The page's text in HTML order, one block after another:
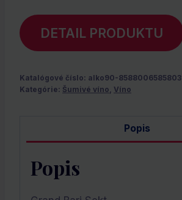
DETAIL PRODUKTU
Katalógové číslo: alko90-8588006585803
Kategórie: Šumivé víno, Víno
Popis
Popis